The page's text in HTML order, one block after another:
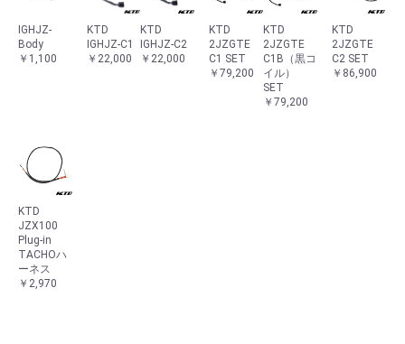
IGHJZ-
Body
￥1,100
KTD
IGHJZ-C1
￥22,000
KTD
IGHJZ-C2
￥22,000
KTD
2JZGTE
C1 SET
￥79,200
KTD
2JZGTE
C1B（黒コ
イル）
SET
￥79,200
KTD
2JZGTE
C2 SET
￥86,900
KTD
JZX100
Plug-in
TACHOハ
ーネス
￥2,970